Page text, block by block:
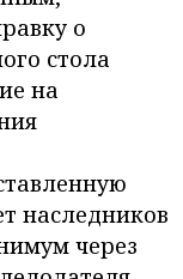
о
стола
на
наследников
через